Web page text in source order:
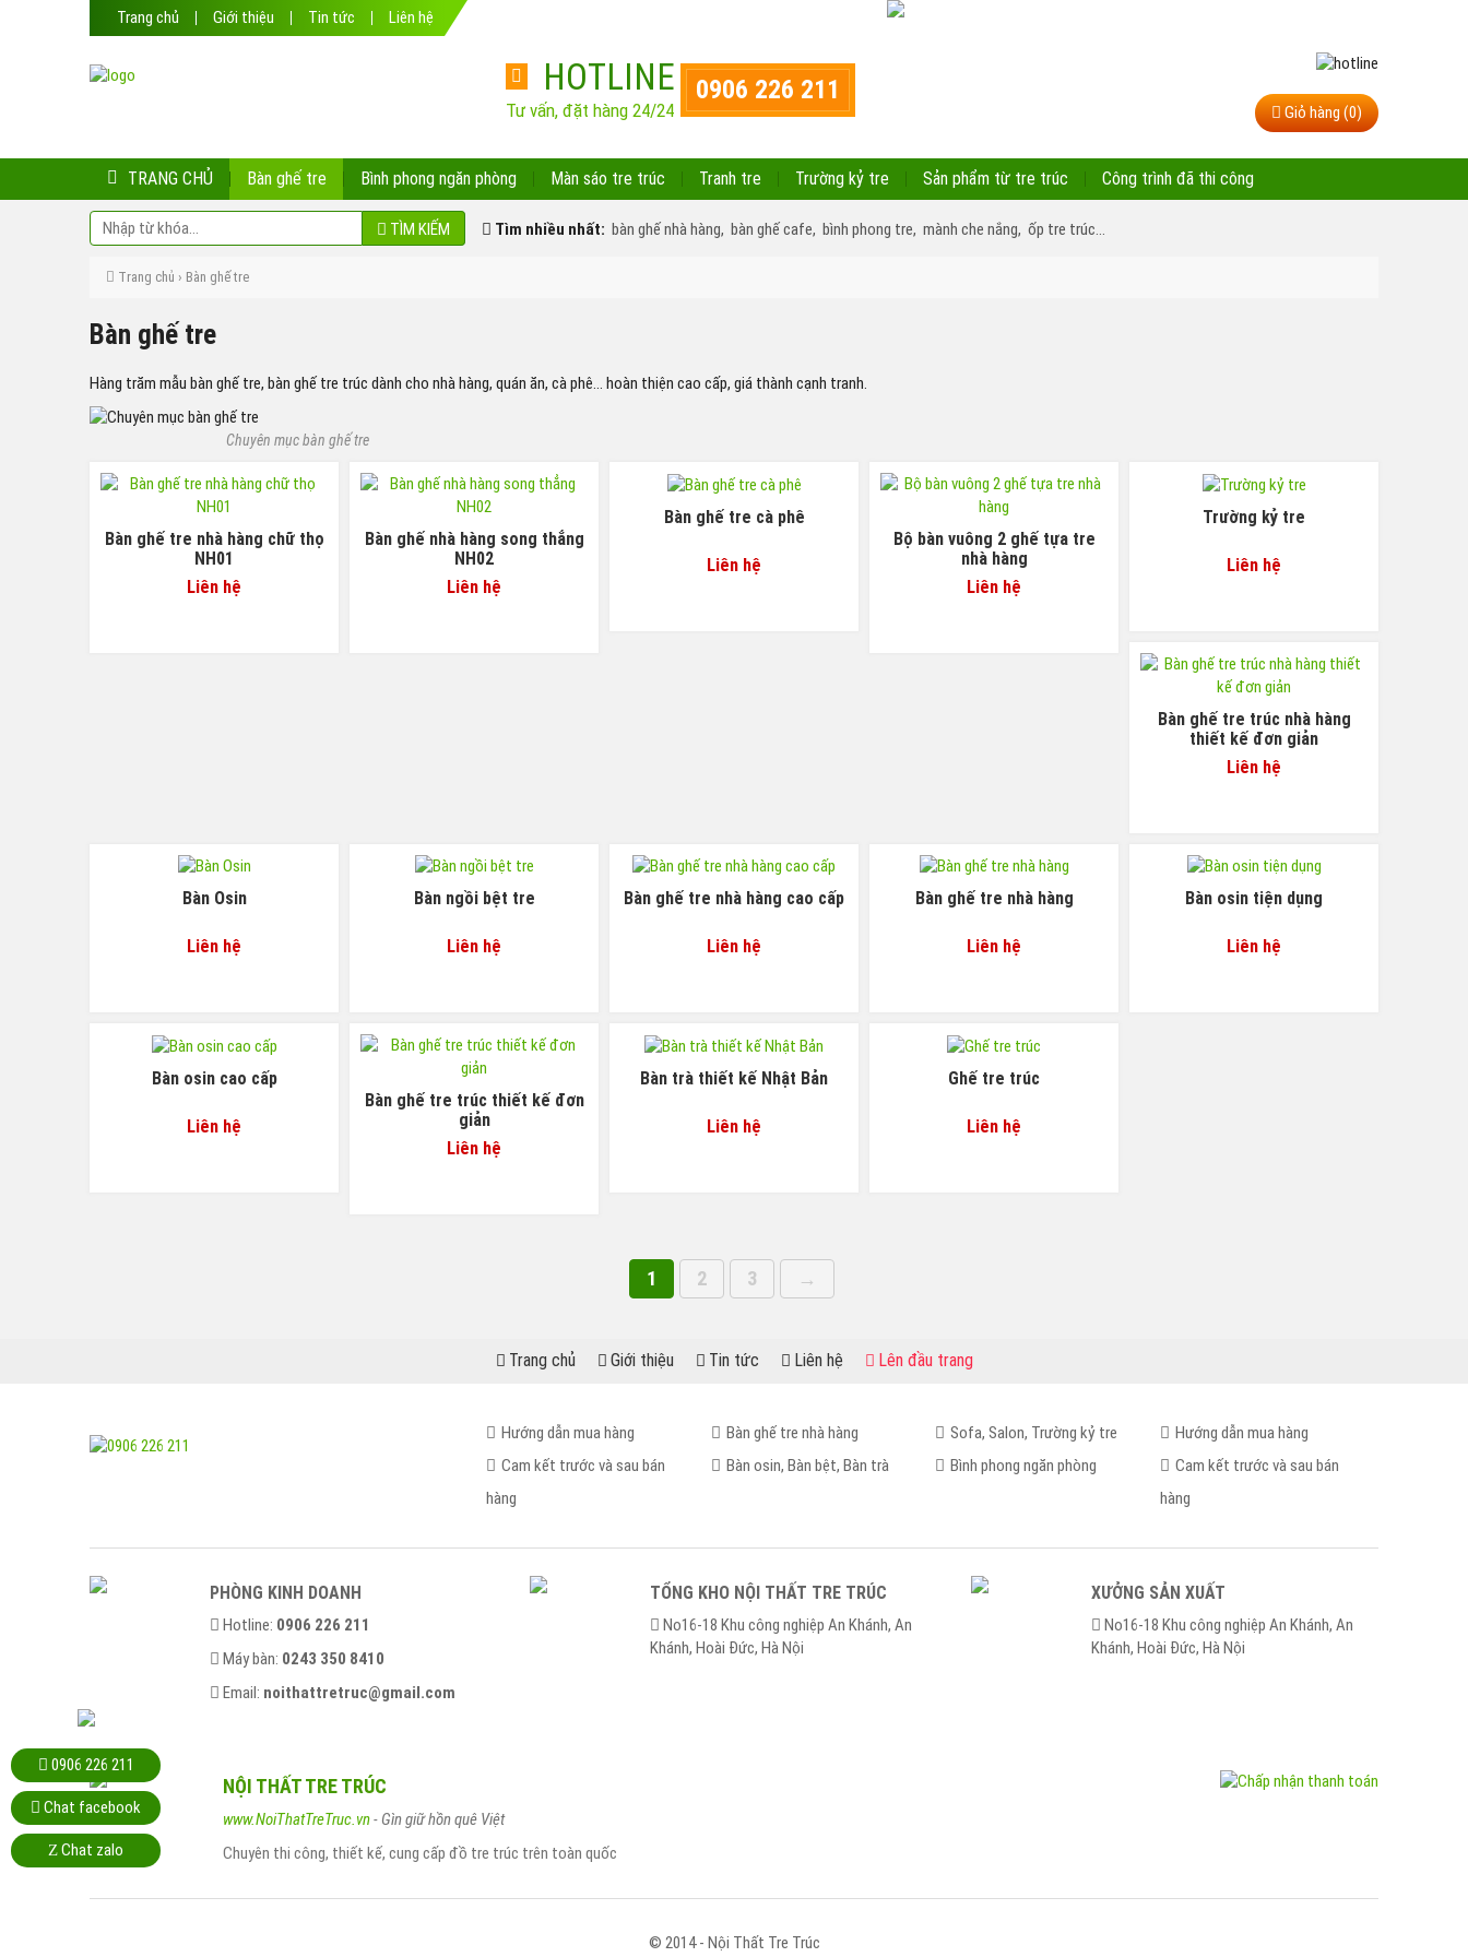
Trang chủ Giới thiệu Tin tức Liên hệ
HOTLINE
Tư vấn, đặt hàng 24/24
0906 226 211
Giỏ hàng (0)
TRANG CHỦ Bàn ghế tre Bình phong ngăn phòng Màn sáo tre trúc Tranh tre Trường kỷ tre Sản phẩm từ tre trúc Công trình đã thi công
TÌM KIẾM Tìm nhiều nhất: bàn ghế nhà hàng, bàn ghế cafe, bình phong tre, mành che nắng, ốp tre trúc...
Trang chủ › Bàn ghế tre
Bàn ghế tre
Hàng trăm mẫu bàn ghế tre, bàn ghế tre trúc dành cho nhà hàng, quán ăn, cà phê… hoàn thiện cao cấp, giá thành cạnh tranh.
Chuyên mục bàn ghế tre
Bàn ghế tre nhà hàng chữ thọ
NH01
Liên hệ
Bàn ghế nhà hàng song thẳng
NH02
Liên hệ
Bàn ghế tre cà phê
Liên hệ
Bộ bàn vuông 2 ghế tựa tre
nhà hàng
Liên hệ
Trường kỷ tre
Liên hệ
Bàn ghế tre trúc nhà hàng
thiết kế đơn giản
Liên hệ
Bàn Osin
Liên hệ
Bàn ngồi bệt tre
Liên hệ
Bàn ghế tre nhà hàng cao cấp
Liên hệ
Bàn ghế tre nhà hàng
Liên hệ
Bàn osin tiện dụng
Liên hệ
Bàn osin cao cấp
Liên hệ
Bàn ghế tre trúc thiết kế đơn
giản
Liên hệ
Bàn trà thiết kế Nhật Bản
Liên hệ
Ghế tre trúc
Liên hệ
1 2 3 →
Trang chủ Giới thiệu Tin tức Liên hệ Lên đầu trang
Hướng dẫn mua hàng
Cam kết trước và sau bán
hàng
Bàn ghế tre nhà hàng
Bàn osin, Bàn bệt, Bàn trà
Sofa, Salon, Trường kỷ tre
Bình phong ngăn phòng
Hướng dẫn mua hàng
Cam kết trước và sau bán
hàng
PHÒNG KINH DOANH
Hotline: 0906 226 211
Máy bàn: 0243 350 8410
Email: noithattretruc@gmail.com
TỔNG KHO NỘI THẤT TRE TRÚC
No16-18 Khu công nghiệp An Khánh, An
Khánh, Hoài Ðức, Hà Nội
XƯỞNG SẢN XUẤT
No16-18 Khu công nghiệp An Khánh, An
Khánh, Hoài Ðức, Hà Nội
NỘI THẤT TRE TRÚC
www.NoiThatTreTruc.vn- Gìn giữ hồn quê Việt
Chuyên thi công, thiết kế, cung cấp đồ tre trúc trên toàn quốc
© 2014 - Nội Thất Tre Trúc
0906 226 211
Chat facebook
ZChat zalo